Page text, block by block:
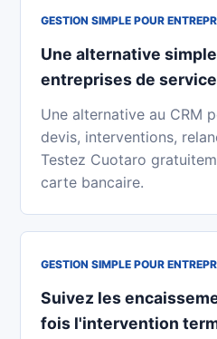
GESTION SIMPLE POUR
Une alternative
entreprises de
Une alternative au CRM
devis, interventions,
Testez Cuotaro
carte bancaire.
GESTION SIMPLE POUR
Suivez les
fois l'intervention